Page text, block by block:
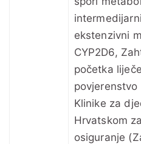
ekstenzivni
CYP2D6,
početka
povjerenstvo
Klinike za
Hrvatskom
osiguranje